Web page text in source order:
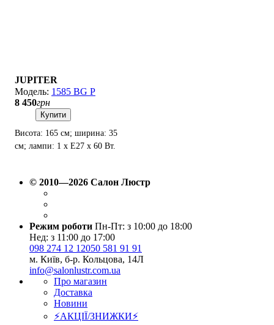
JUPITER
1585 BG P
8 450грн
Купити
Висота: 165 см; ширина: 35
см; лампи: 1 х Е27 х 60 Вт.
© 2010—2026 Салон Люстр
Режим роботи Пн-Пт: з 10:00 до 18:00
Нед: з 11:00 до 17:00
098 274 12 12050 581 91 91
м. Київ, б-р. Кольцова, 14Л
info@salonlustr.com.ua
Про магазин
Доставка
Новини
⚡АКЦІЇ/ЗНИЖКИ⚡